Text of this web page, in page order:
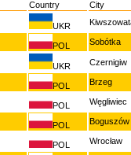
Country
City
UKR
POL Sobótka
UKR Czernigiw
POL Brzeg
POL Węgliwiec
POL Boguszów
POL Wrocław